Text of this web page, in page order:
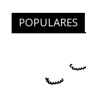
POPULARES